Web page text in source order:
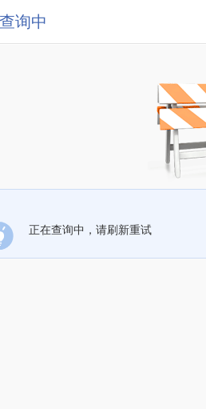
询中
正在查询中，请刷新重试